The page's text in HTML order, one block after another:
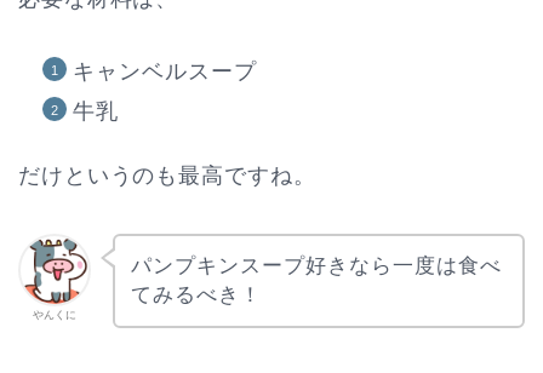
キャンベルスープ
牛乳
だけというのも最高ですね。
やんくに
パンプキンスープ好きなら一度は食べ
てみるべき！